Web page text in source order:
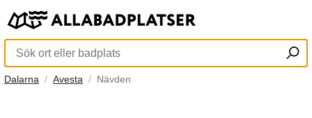
Dalarna Avesta Nävden